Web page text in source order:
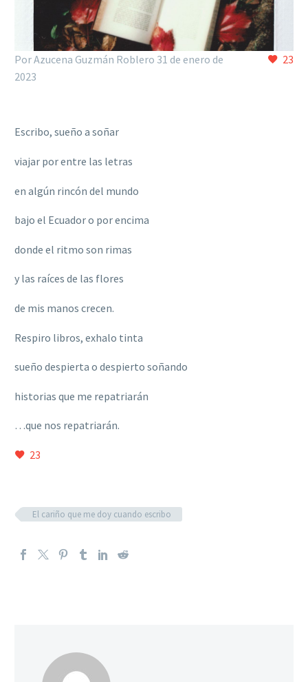
23
Por Azucena Guzmán Roblero 31 de enero de
2023
Escribo, sueño a soñar
viajar por entre las letras
en algún rincón del mundo
bajo el Ecuador o por encima
donde el ritmo son rimas
y las raíces de las flores
de mis manos crecen.
Respiro libros, exhalo tinta
sueño despierta o despierto soñando
historias que me repatriarán
…que nos repatriarán.
23
El cariño que me doy cuando escribo